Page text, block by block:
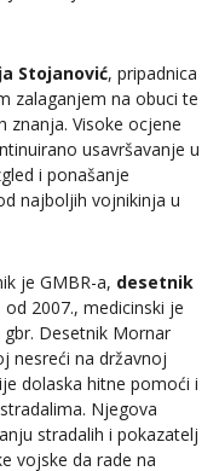
Stojanović, pripadnica
zalaganjem na obuci te
znanja. Visoke ocjene
usavršavanje u
i ponašanje
najboljih vojnikinja u
je GMBR-a, desetnik
2007., medicinski je
Desetnik Mornar
nesreći na državnoj
dolaska hitne pomoći i
Njegova
stradalih i pokazatelj
vojske da rade na